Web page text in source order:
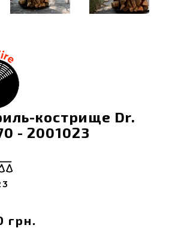
кострище Dr.
- 2001023
грн.